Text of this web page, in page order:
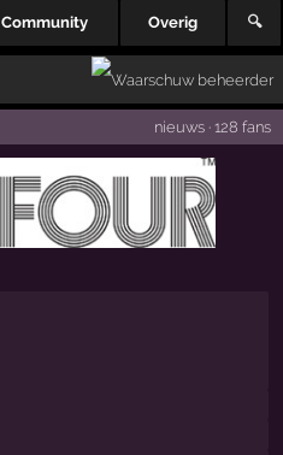
Community Overig 🔍
nieuws· 128 fans